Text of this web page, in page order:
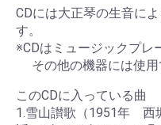
CDには大正琴の生音に
す。
※CDはミュージックプレ
その他の機器には使用
このCDに入っている曲
1.雪山讃歌（1951年 西